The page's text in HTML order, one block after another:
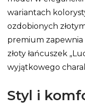
wariantach
ozdobionych
premium zapewnia
złoty łańcuszek
wyjątkowego
Styl i